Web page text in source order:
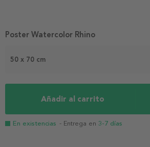
1
50 x 70 cm
Añadir al carrito
En existencias - Entrega en 3-7 días
Poster Watercolor Rhino